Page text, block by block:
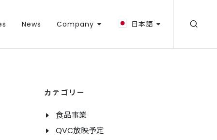
News Company 日本語
カテゴリー
食品事業
QVC放映予定